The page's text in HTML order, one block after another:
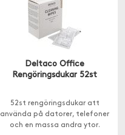
Deltaco Office
Rengöringsdukar 52st
52st rengöringsdukar att
använda på datorer, telefoner
och en massa andra ytor.